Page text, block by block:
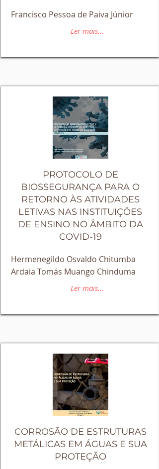
Francisco Pessoa de Paiva Júnior
Ler mais...
PROTOCOLO DE
BIOSSEGURANÇA PARA O
RETORNO ÀS ATIVIDADES
LETIVAS NAS INSTITUIÇÕES
DE ENSINO NO ÂMBITO DA
COVID-19
Hermenegildo Osvaldo Chitumba
Ardaia Tomás Muango Chinduma
Ler mais...
CORROSÃO DE ESTRUTURAS
METÁLICAS EM ÁGUAS E SUA
PROTEÇÃO